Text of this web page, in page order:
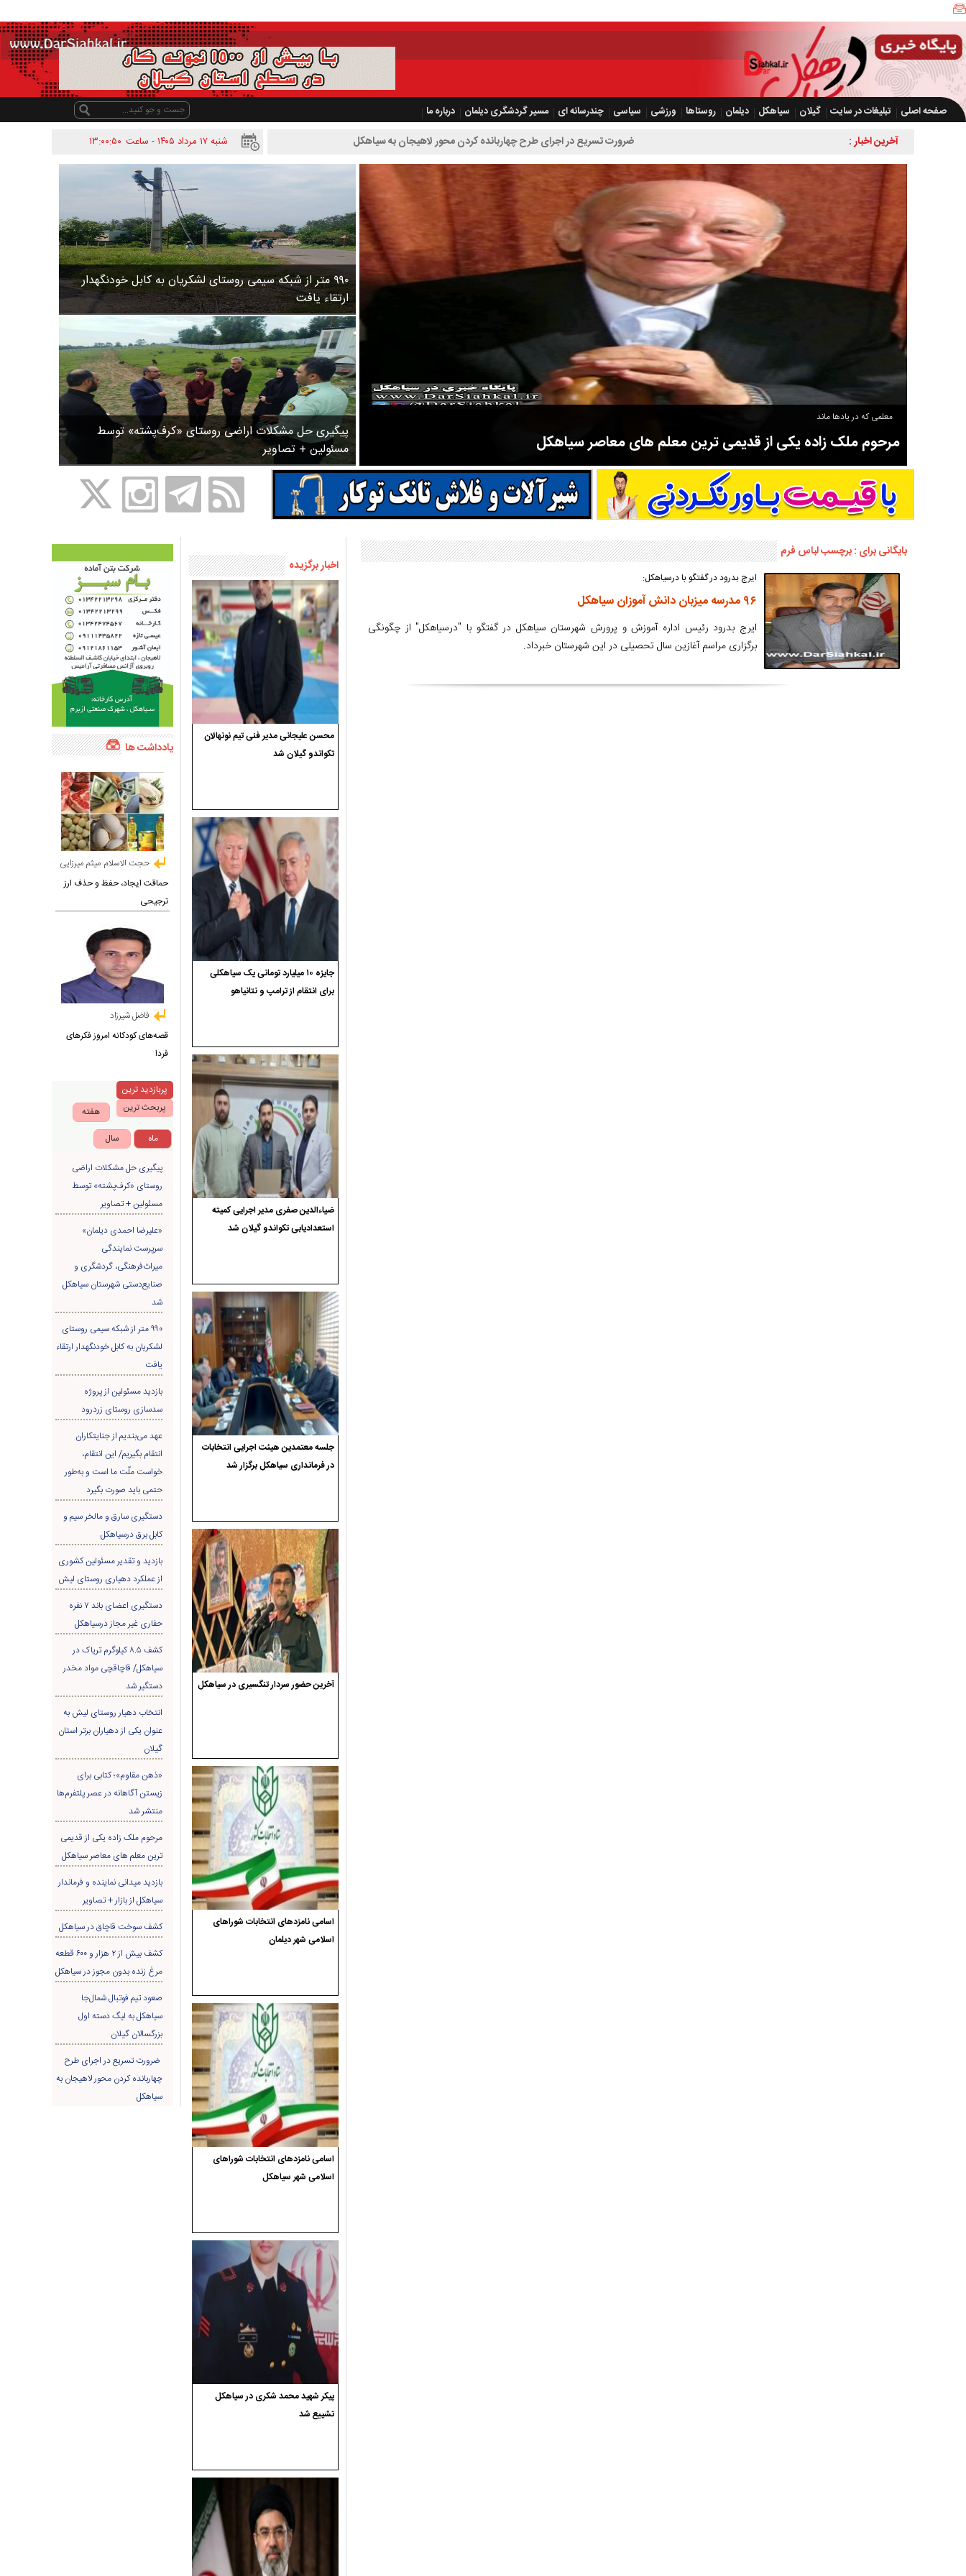
صفحه اصلی تبلیغات در سایت گیلان سیاهکل دیلمان روستاها ورزشی سیاسی چندرسانه ای مسیر گردشگری دیلمان
درباره ما
شنبه ۱۷ مرداد ۱۴۰۵ - ساعت
۱۳:۰۰:۵۰ آخرین اخبار : ضرورت تسریع در اجرای طرح چهاربانده کردن محور لاهیجان به سیاهکل
۹۹۰ متر از شبکه سیمی روستای لشکریان به کابل خودنگهدار
ارتقاء یافت
پیگیری حل مشکلات اراضی روستای «کرف‌پشته» توسط
مسئولین + تصاویر
معلمی که در یادها ماند
مرحوم ملک زاده یکی از قدیمی ترین معلم های معاصر سیاهکل
مرحوم ملک زاده از سال ۱۳۲۷ شروع به تدریس در مدارس سیاهکل کرد و در ۳۱ سال خدمت خود، علاوه بر تدریس در کلاس اول، معلم نهضت
سوادآموزی و عضو موسس مدرسه اورنگ سیاهکل نیز بود و در سال ۱۳۵۸ بازنشست شد.
بایگانی برای : برچسب لباس فرم
ایرج بدرود در گفتگو با درسیاهکل:
۹۶ مدرسه میزبان دانش آموزان سیاهکل
ایرج بدرود رئیس اداره آموزش و پرورش شهرستان سیاهکل در گفتگو با "درسیاهکل" از چگونگی
برگزاری مراسم آغازین سال تحصیلی در این شهرستان خبرداد.
اخبار برگزیده
محسن علیجانی مدیر فنی تیم نونهالان
تکواندو گیلان شد
جایزه ۱۰ میلیارد تومانی یک سیاهکلی
برای انتقام از ترامپ و نتانیاهو
ضیاءالدین صفری مدیر اجرایی کمیته
استعدادیابی تکواندو گیلان شد
جلسه معتمدین هیئت اجرایی انتخابات
در فرمانداری سیاهکل برگزار شد
آخرین حضور سردار تنگسیری در سیاهکل
اسامی نامزدهای انتخابات شوراهای
اسلامی شهر دیلمان
اسامی نامزدهای انتخابات شوراهای
اسلامی شهر سیاهکل
پیکر شهید محمد شکری در سیاهکل
تشییع شد
یادداشت ها
حجت الاسلام میثم میرزایی
حماقت ایجاد، حفظ و حذف ارز
ترجیحی
فاضل شیرزاد
قصه‌های کودکانه امروز فکرهای
فردا
پربازدید ترین
پربحث ترین
هفته
ماه
سال
پیگیری حل مشکلات اراضی
روستای «کرف‌پشته» توسط
مسئولین + تصاویر
«علیرضا احمدی دیلمان»
سرپرست نمایندگی
میراث‌فرهنگی، گردشگری و
صنایع‌دستی شهرستان سیاهکل
شد
۹۹۰ متر از شبکه سیمی روستای
لشکریان به کابل خودنگهدار ارتقاء
یافت
بازدید مسئولین از پروژه
سدسازی روستای زردرود
عهد می‌بندیم از جنایتکاران
انتقام بگیریم/ این انتقام،
خواست ملّت ما است و به‌طور
حتمی باید صورت بگیرد
دستگیری سارق و مالخر سیم و
کابل برق درسیاهکل
بازدید و تقدیر مسئولین کشوری
از عملکرد دهیاری روستای لیش
دستگیری اعضای باند ۷ نفره
حفاری غير مجاز درسیاهکل
کشف ۸.۵ کیلوگرم تریاک در
سیاهکل/ قاچاقچی مواد مخدر
دستگیر شد
انتخاب دهیار روستای لیش به
عنوان یکی از دهیاران برتر استان
گیلان
«ذهن مقاوم»؛ کتابی برای
زیستن آگاهانه در عصر پلتفرم‌ها
منتشر شد
مرحوم ملک زاده یکی از قدیمی
ترین معلم های معاصر سیاهکل
بازدید میدانی نماینده و فرماندار
سیاهکل از بازار + تصاویر
کشف سوخت قاچاق در سياهکل
کشف بیش از ۲ هزار و ۶۰۰ قطعه
مرغ زنده بدون مجوز در سیاهکل
صعود تیم فوتبال شمال‌جا‌
سیاهکل به لیگ دسته اول
بزرگسالان گیلان
ضرورت تسریع در اجرای طرح
چهاربانده کردن محور لاهیجان به
سیاهکل